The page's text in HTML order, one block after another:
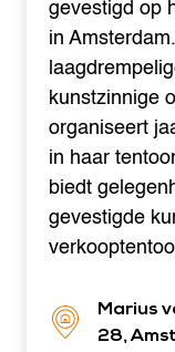
gevestigd op
in
kunstzinnige
organiseert
in haar
biedt
gevestigde
Marius
28,